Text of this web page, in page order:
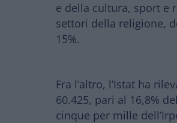
e della cultura, sport e
settori della religione,
15%.
Fra l’altro, l’Istat ha
60.425, pari al 16,8%
cinque per mille